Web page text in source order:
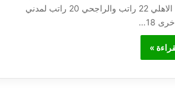
لعملاء بنك الاهلي 22 راتب والراجحي 20 راتب لمدني
18…
»